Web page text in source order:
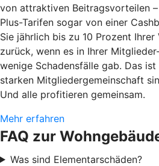
von attraktiven Beitragsvorteilen
Plus-Tarifen sogar von einer
Sie jährlich bis zu 10 Prozent
zurück, wenn es in Ihrer
wenige Schadensfälle gab. Das
starken Mitgliedergemeinschaft
Und alle profitieren gemeinsam.
Mehr erfahren
FAQ zur
Was sind Elementarschäden?